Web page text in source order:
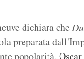
dichiara che
preparata
popolarità.